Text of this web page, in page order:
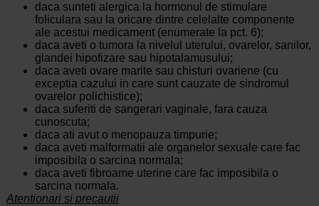
daca sunteti alergica la hormonul de stimulare
foliculara sau la oricare dintre celelalte componente
ale acestui medicament (enumerate la pct. 6);
daca aveti o tumora la nivelul uterului, ovarelor, sanilor,
glandei hipofizare sau hipotalamusului;
daca aveti ovare marite sau chisturi ovariene (cu
exceptia cazului in care sunt cauzate de sindromul
ovarelor polichistice);
daca suferiti de sangerari vaginale, fara cauza
cunoscuta;
daca ati avut o menopauza timpurie;
daca aveti malformatii ale organelor sexuale care fac
imposibila o sarcina normala;
daca aveti fibroame uterine care fac imposibila o
sarcina normala.
Atentionari si precautii